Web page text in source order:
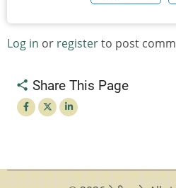
Log in or registerto post
Share This Page